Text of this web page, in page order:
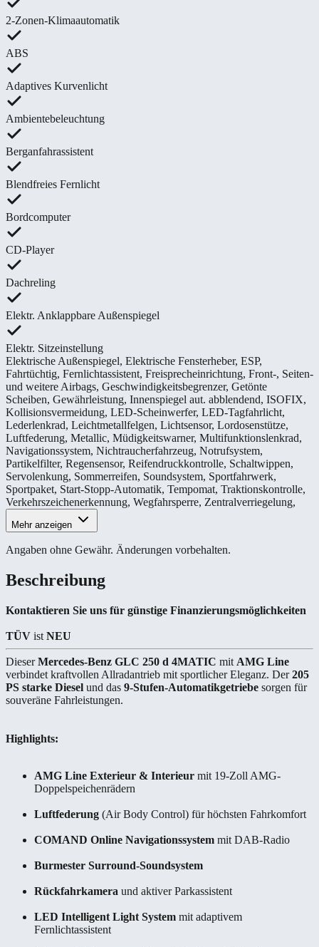
2-Zonen-Klimaautomatik
ABS
Adaptives Kurvenlicht
Ambientebeleuchtung
Berganfahrassistent
Blendfreies Fernlicht
Bordcomputer
CD-Player
Dachreling
Elektr. Anklappbare Außenspiegel
Elektr. Sitzeinstellung
Elektrische Außenspiegel, Elektrische Fensterheber, ESP,
Fahrtüchtig, Fernlichtassistent, Freisprecheinrichtung, Front-, Seiten-
und weitere Airbags, Geschwindigkeitsbegrenzer, Getönte
Scheiben, Gewährleistung, Innenspiegel aut. abblendend, ISOFIX,
Kollisionsvermeidung, LED-Scheinwerfer, LED-Tagfahrlicht,
Lederlenkrad, Leichtmetallfelgen, Lichtsensor, Lordosenstütze,
Luftfederung, Metallic, Müdigkeitswarner, Multifunktionslenkrad,
Navigationssystem, Nichtraucherfahrzeug, Notrufsystem,
Partikelfilter, Regensensor, Reifendruckkontrolle, Schaltwippen,
Servolenkung, Sommerreifen, Soundsystem, Sportfahrwerk,
Sportpaket, Start-Stopp-Automatik, Tempomat, Traktionskontrolle,
Verkehrszeichenerkennung, Wegfahrsperre, Zentralverriegelung,
Mehr anzeigen
Angaben ohne Gewähr. Änderungen vorbehalten.
Beschreibung
Kontaktieren Sie uns für günstige Finanzierungsmöglichkeiten
TÜV ist NEU
DieserMercedes-Benz GLC 250 d 4MATIC mit AMG Line
verbindet kraftvollen Allradantrieb mit sportlicher Eleganz. Der205
PS starke Diesel und das 9-Stufen-Automatikgetriebe sorgen für
souveräne Fahrleistungen.
Highlights:
AMG Line Exterieur & Interieur mit 19-Zoll AMG-
Doppelspeichenrädern
Luftfederung (Air Body Control) für höchsten Fahrkomfort
COMAND Online Navigationssystem mit DAB-Radio
Burmester Surround-Soundsystem
Rückfahrkamera und aktiver Parkassistent
LED Intelligent Light System mit adaptivem
Fernlichtassistent